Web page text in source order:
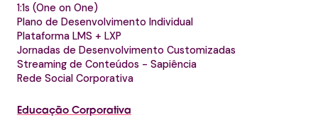
1:1s (One on One)
Plano de Desenvolvimento Individual
Plataforma LMS + LXP
Jornadas de Desenvolvimento Customizadas
Streaming de Conteúdos - Sapiência
Rede Social Corporativa
Educação Corporativa